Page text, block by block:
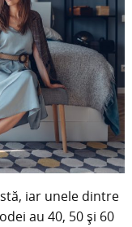
iar unele dintre
au 40, 50 și 60